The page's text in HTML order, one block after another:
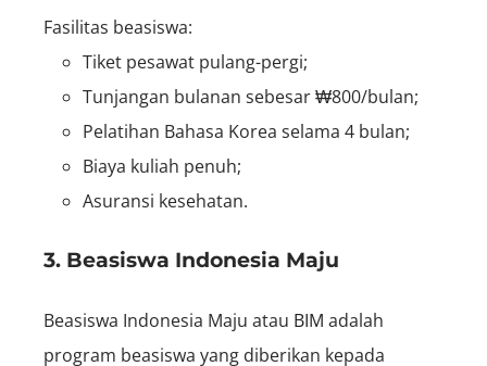
Fasilitas beasiswa:
Tiket pesawat pulang-pergi;
Tunjangan bulanan sebesar ₩800/bulan;
Pelatihan Bahasa Korea selama 4 bulan;
Biaya kuliah penuh;
Asuransi kesehatan.
3. Beasiswa Indonesia Maju
Beasiswa Indonesia Maju atau BIM adalah
program beasiswa yang diberikan kepada